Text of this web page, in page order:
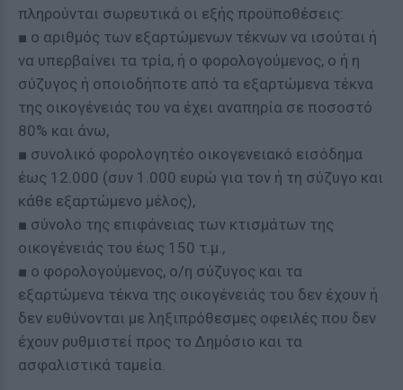
πληρούνται σωρευτικά οι εξής προϋποθέσεις:
■ ο αριθμός των εξαρτώμενων τέκνων να ισούται ή
να υπερβαίνει τα τρία, ή ο φορολογούμενος, ο ή η
σύζυγος ή οποιοδήποτε από τα εξαρτώμενα τέκνα
της οικογένειάς του να έχει αναπηρία σε ποσοστό
80% και άνω,
■ συνολικό φορολογητέο οικογενειακό εισόδημα
έως 12.000 (συν 1.000 ευρώ για τον ή τη σύζυγο και
κάθε εξαρτώμενο μέλος),
■ σύνολο της επιφάνειας των κτισμάτων της
οικογένειάς του έως 150 τ.μ.,
■ ο φορολογούμενος, ο/η σύζυγος και τα
εξαρτώμενα τέκνα της οικογένειάς του δεν έχουν ή
δεν ευθύνονται με ληξιπρόθεσμες οφειλές που δεν
έχουν ρυθμιστεί προς το Δημόσιο και τα
ασφαλιστικά ταμεία.